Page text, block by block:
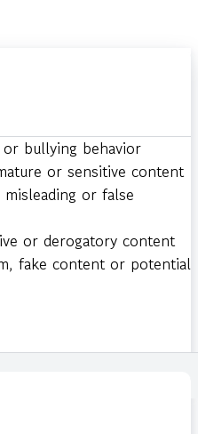
or bullying behavior
or sensitive content
or false
or derogatory content
fake content or potential